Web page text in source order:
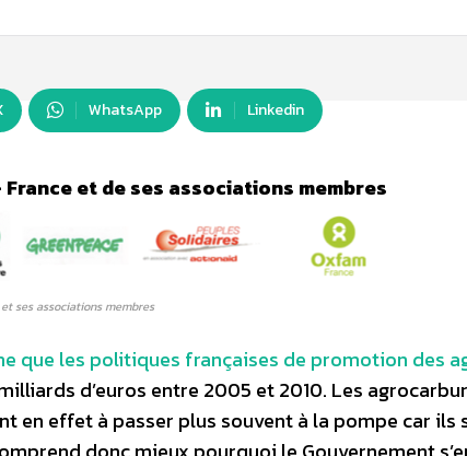
WhatsApp Linkedin
et de ses associations membres
ses associations membres
que les politiques françaises de promotion des
d’euros entre 2005 et 2010. Les
en effet à passer plus souvent à la pompe car ils